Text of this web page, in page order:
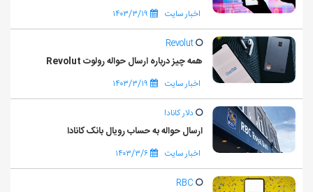
اخبار سایت ۱۴۰۳/۳/۱۹
Revolut
همه چیز درباره ارسال حواله رولوت Revolut
اخبار سایت ۱۴۰۳/۳/۱۹
دلار کانادا
ارسال حواله به حساب رویال بانک کانادا
اخبار سایت ۱۴۰۳/۳/۶
RBC